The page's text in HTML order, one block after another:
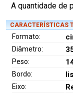
A quantidade de
CARACTERÍSTICAS
Formato:
Diâmetro:
Peso:
Bordo:
Eixo: